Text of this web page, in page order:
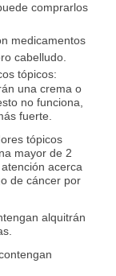
comprarlos
medicamentos
cabelludo.
tópicos:
una crema o
no funciona,
fuerte.
tópicos
mayor de 2
acerca
de cáncer por
alquitrán